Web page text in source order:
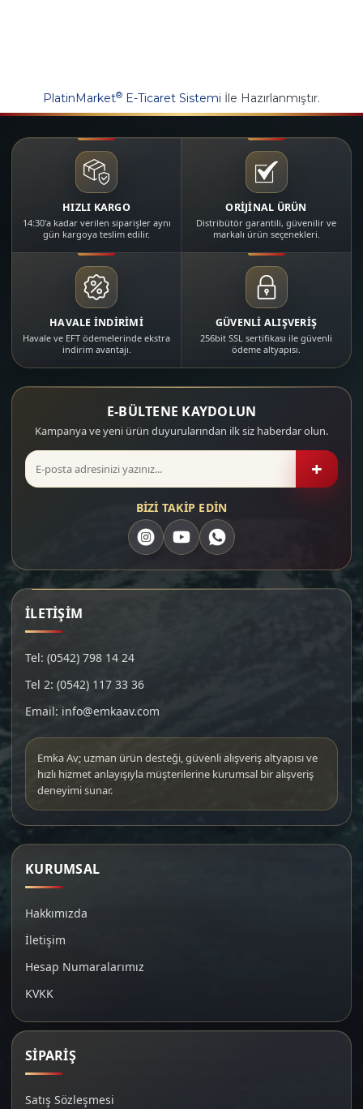
PlatinMarket® E-Ticaret Sistemi İle Hazırlanmıştır.
HIZLI KARGO
14:30'a kadar verilen siparişler aynı
gün kargoya teslim edilir.
ORİJİNAL ÜRÜN
Distribütör garantili, güvenilir ve
markalı ürün seçenekleri.
HAVALE İNDİRİMİ
Havale ve EFT ödemelerinde ekstra
indirim avantajı.
GÜVENLİ ALIŞVERİŞ
256bit SSL sertifikası ile güvenli
ödeme altyapısı.
E-BÜLTENE KAYDOLUN
Kampanya ve yeni ürün duyurularından ilk siz haberdar olun.
+
BİZİ TAKİP EDİN
İLETİŞİM
Tel: (0542) 798 14 24
Tel 2: (0542) 117 33 36
Email: info@emkaav.com
Emka Av; uzman ürün desteği, güvenli alışveriş altyapısı ve
hızlı hizmet anlayışıyla müşterilerine kurumsal bir alışveriş
deneyimi sunar.
KURUMSAL
Hakkımızda
İletişim
Hesap Numaralarımız
KVKK
SİPARİŞ
Satış Sözleşmesi